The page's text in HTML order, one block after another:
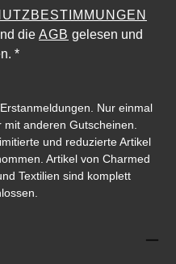
die AGB gelesen und
*
Nur einmal
anderen Gutscheinen.
und reduzierte Artikel
Artikel von Charmed
Textilien sind komplett